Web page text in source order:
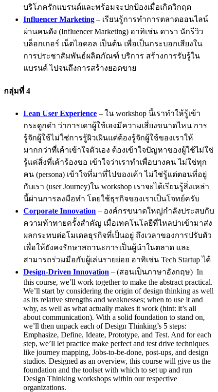
บริโภครักแบรนด์และพร้อมจะปกป้องเมื่อเกิดวิกฤต
Influencer Marketing – เรียนรู้การทำการตลาดออนไลน์
ผ่านคนดัง (Influencer Marketing) อาทิเช่น ดารา นักรีวิว
บล็อกเกอร์ เน็ตไอดอล เป็นต้น เพื่อเป็นกระบอกเสียงใน
การประชาสัมพันธ์ผลิตภัณฑ์ บริการ สร้างการรับรู้ใน
แบรนด์ ไปจนถึงการสร้างยอดขาย
กลุ่มที่ 4
Lean User Experience – ใน workshop นี้เราทำให้รู้เข้า
กระดูกดำ ว่าการเดาผู้ใช้เองมีความเสี่ยงขนาดไหน การ
รู้จักผู้ใช้ไม่ใช่การรู้ผิวเผินแต่ต้องรู้จักผู้ใช้ของเราให้
มากกว่าที่เค้าเข้าใจตัวเอง ต้องเข้าใจปัญหาของผู้ใช้ไม่ใช่
รู้แค่สิ่งที่เค้าร้องขอ เข้าใจว่าเราทำเพื่อบางคน ไม่ใช่ทุก
คน (persona) เข้าใจที่มาที่ไปของเค้า ไม่ใช่รู้แต่ตอนที่อยู่
กับเรา (user Journey)ใน workshop เราจะได้เรียนรู้สิ่งเหล่า
นี้ผ่านการลงมือทำ โดยใช้ธุรกิจของเราเป็นโจทย์ครับ
Corporate Innovation – องค์กรขนาดใหญ่กำลังประสบกับ
ความท้าทายครั้งสำคัญ เมื่อเทคโนโลยีที่ไหลบ่าเข้ามาส่ง
ผลกระทบต่อโมเดลธุรกิจที่เป็นอยู่ ถึงเวลาของการปรับตัว
เพื่อให้ยังคงรักษาสถานะการเป็นผู้นำในตลาด และ
สามารถร่วมมือกับผู้เล่นรายย่อย อาทิเช่น Tech Startup ได้
Design-Driven Innovation – (สอนเป็นภาษาอังกฤษ) In
this course, we’ll work together to make the abstract practical.
We’ll start by considering the origin of design thinking as well
as its relative strengths and weaknesses; when to use it and
why, as well as what actually makes it work (hint: it’s all
about communication). With a solid foundation to stand on,
we’ll then unpack each of Design Thinking’s 5 steps:
Emphasize, Define, Ideate, Prototype, and Test. And for each
step, we’ll let practice make perfect and test drive techniques
like journey mapping, Jobs-to-be-done, post-ups, and design
studios. Designed as an overview, this course will give us the
foundation and the toolset with which to set up and run
Design Thinking workshops within our respective
organizations.